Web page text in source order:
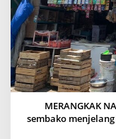
MERANGKAK
sembako